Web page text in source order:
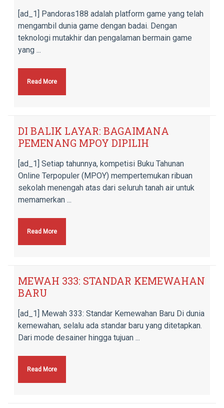
[ad_1] Pandoras188 adalah platform game yang telah
mengambil dunia game dengan badai. Dengan
teknologi mutakhir dan pengalaman bermain game
yang ...
Read More
DI BALIK LAYAR: BAGAIMANA
PEMENANG MPOY DIPILIH
[ad_1] Setiap tahunnya, kompetisi Buku Tahunan
Online Terpopuler (MPOY) mempertemukan ribuan
sekolah menengah atas dari seluruh tanah air untuk
memamerkan ...
Read More
MEWAH 333: STANDAR KEMEWAHAN
BARU
[ad_1] Mewah 333: Standar Kemewahan Baru Di dunia
kemewahan, selalu ada standar baru yang ditetapkan.
Dari mode desainer hingga tujuan ...
Read More